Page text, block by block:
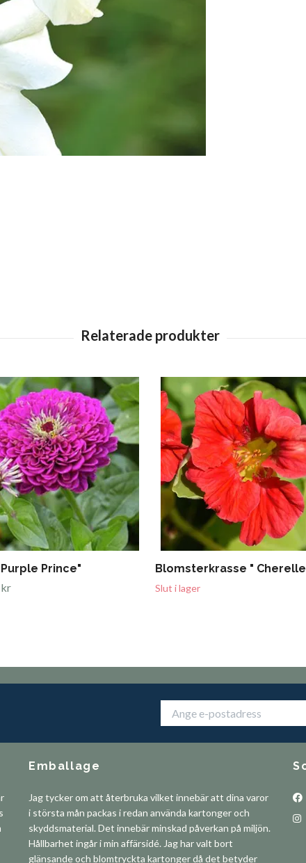
Prince" Blomsterkrasse "
Slut i lager
Emballage
Jag tycker om att återbruka vilket innebär att dina varor
i största mån packas i redan använda kartonger och
skyddsmaterial. Det innebär minskad påverkan på miljön.
Hållbarhet ingår i min affärsidé. Jag har valt bort
glänsande och blomtryckta kartonger då det betyder